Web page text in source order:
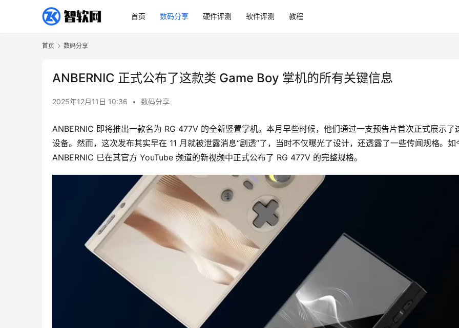
首页 数码分享 硬件评测 软件评测 教程
首页 数码分享
ANBERNIC 正式公布了这款类 Game Boy 掌机的所有关键信息
2025年12月11日 10:36 • 数码分享
ANBERNIC 即将推出一款名为 RG 477V 的全新竖置掌机。本月早些时候，他们通过一支预告片首次正式展示了
设备。然而，这次发布其实早在 11 月就被泄露消息“剧透”了，当时不仅曝光了设计，还透露了一些传闻规格。如
ANBERNIC 已在其官方 YouTube 频道的新视频中正式公布了 RG 477V 的完整规格。